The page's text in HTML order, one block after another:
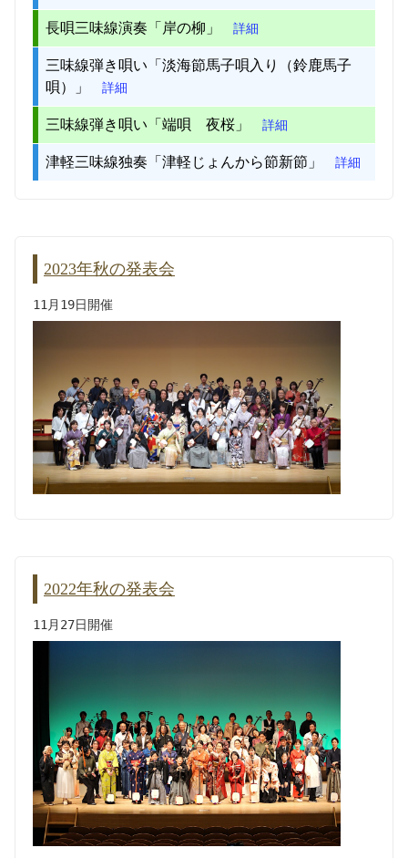
長唄三味線演奏「岸の柳」 詳細
三味線弾き唄い「淡海節馬子唄入り（鈴鹿馬子
唄）」
詳細
三味線弾き唄い「端唄 夜桜」 詳細
津軽三味線独奏「津軽じょんから節新節」 詳細
2023年秋の発表会
11月19日開催
2022年秋の発表会
11月27日開催